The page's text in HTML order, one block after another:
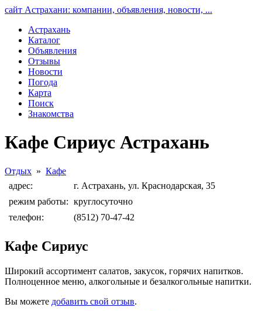
сайт Астрахани: компании, объявления, новости, ...
Астрахань
Каталог
Объявления
Отзывы
Новости
Погода
Карта
Поиск
Знакомства
Кафе Сириус Астрахань
Отдых » Кафе
адрес:
г. Астрахань, ул. Краснодарская, 35
режим работы: круглосуточно
телефон:
(8512) 70-47-42
Кафе Сириус
Широкий ассортимент салатов, закусок, горячих напитков.
Полноценное меню, алкогольные и безалкогольные напитки.
Вы можете добавить свой отзыв.